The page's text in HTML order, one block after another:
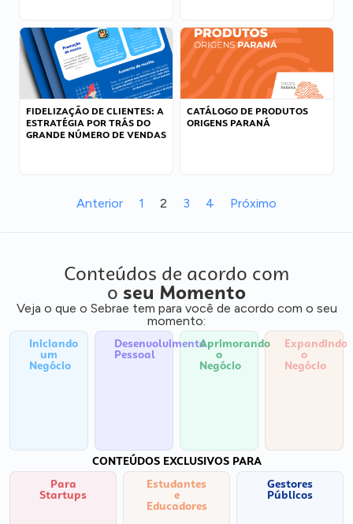
FIDELIZAÇÃO DE CLIENTES: A
ESTRATÉGIA POR TRÁS DO
GRANDE NÚMERO DE VENDAS
CATÁLOGO DE PRODUTOS
ORIGENS PARANÁ
Anterior 1 2 3 4 Próximo
Conteúdos de acordo com
o seu Momento
Veja o que o Sebrae tem para você de acordo com o seu
momento:
Iniciando
um
Negócio
Desenvolvimento
Pessoal
Aprimorando
o
Negócio
Expandindo
o
Negócio
CONTEÚDOS EXCLUSIVOS PARA
Para
Startups
Estudantes
e
Educadores
Gestores
Públicos